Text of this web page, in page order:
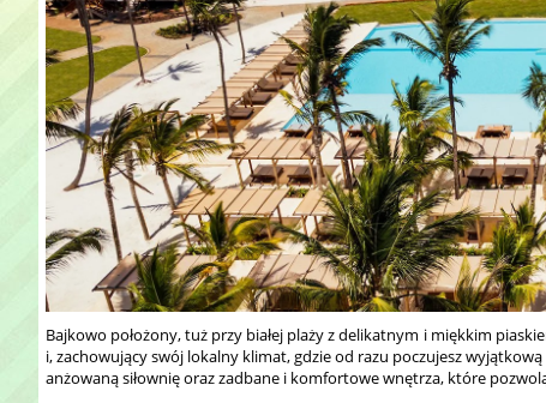
Bajkowo położony, tuż przy białej plaży z delikatnym i miękkim
i, zachowujący swój lokalny klimat, gdzie od razu poczujesz
anżowaną siłownię oraz zadbane i komfortowe wnętrza, które